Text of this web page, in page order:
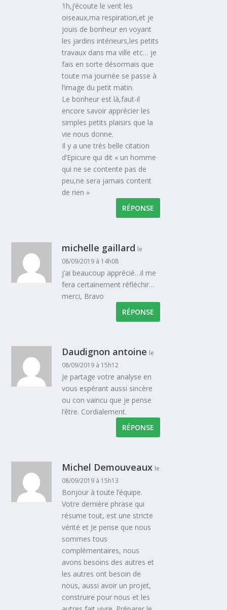
1h,j’écoute le vent les
oiseaux,ma respiration,et je
jouis de bonheur en voyant
les jardins intérieurs,les petits
travaux dans ma ville etc… je
fais en sorte désormais que
toute ma journée se passe à
l’image du petit matin.
Le bonheur est là,faut-il
encore savoir apprécier les
simples petits plaisirs que la
vie nous donne.
Il y a une très belle citation
d’Epicure qui dit « un homme
qui ne se contente pas de
peu,ne sera jamais content
de rien »
RÉPONSE
michelle gaillard le
08/09/2019 à 14h08
j’ai beaucoup apprécié…il me
fera certainement réfléchir…
merci, Bravo
RÉPONSE
Daudignon antoine le
08/09/2019 à 15h12
Je partage votre analyse en
vous espérant aussi sincère
ou con vaincu que je pense
l’être. Cordialement.
RÉPONSE
Michel Demouveaux le
08/09/2019 à 15h13
Bonjour à toute l’équipe.
Votre dernière phrase qui
résume tout, est une stricte
vérité et Je pense que nous
sommes tous
complémentaires, nous
avons besoins des autres et
les autres ont besoin de
nous, aussi avoir un projet,
construire pour nous et les